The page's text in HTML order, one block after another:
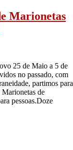
Marionetas
25 de Maio a 5 de
no passado, com
partimos para
de
pessoas.Doze